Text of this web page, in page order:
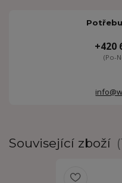
+420
(Po-
Související zboží